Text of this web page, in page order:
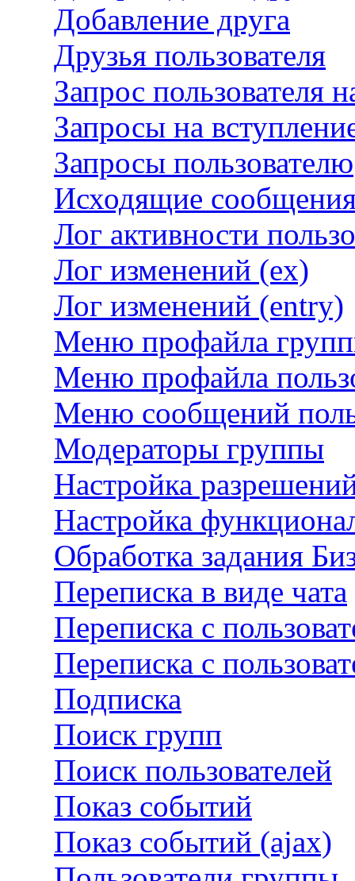
Добавление друга
Друзья пользователя
Запрос пользователя
Запросы на
Запросы пользователю
Исходящие
Лог активности
Лог изменений (ex)
Лог изменений (entry)
Меню профайла
Меню профайла
Меню сообщений
Модераторы группы
Настройка
Настройка
Обработка задания
Переписка в виде чата
Переписка с
Переписка с
Подписка
Поиск групп
Поиск пользователей
Показ событий
Показ событий (ajax)